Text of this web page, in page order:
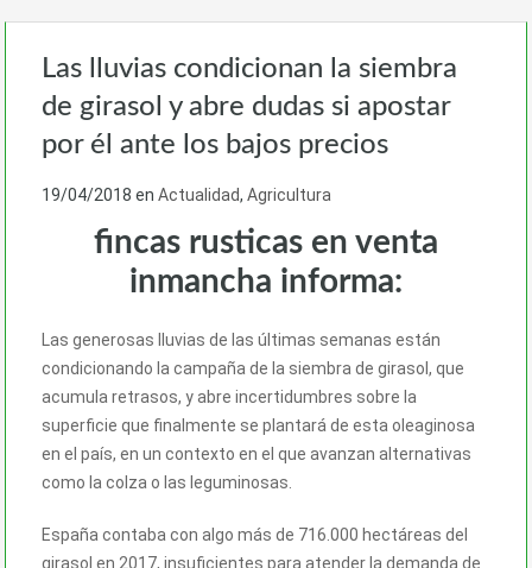
Las lluvias condicionan la siembra
de girasol y abre dudas si apostar
por él ante los bajos precios
19/04/2018 en Actualidad, Agricultura
fincas rusticas en venta
inmancha informa:
Las generosas lluvias de las últimas semanas están
condicionando la campaña de la siembra de girasol, que
acumula retrasos, y abre incertidumbres sobre la
superficie que finalmente se plantará de esta oleaginosa
en el país, en un contexto en el que avanzan alternativas
como la colza o las leguminosas.
España contaba con algo más de 716.000 hectáreas del
girasol en 2017, insuficientes para atender la demanda de